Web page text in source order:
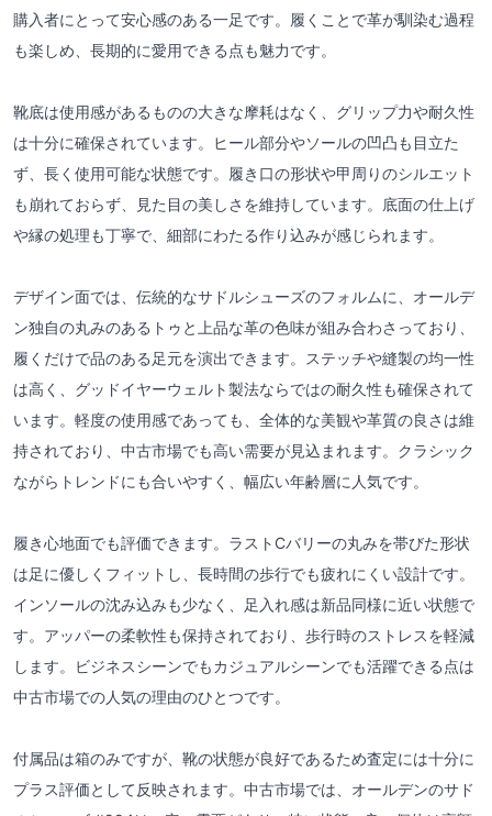
購入者にとって安心感のある一足です。履くことで革が馴染む過程
も楽しめ、長期的に愛用できる点も魅力です。
靴底は使用感があるものの大きな摩耗はなく、グリップ力や耐久性
は十分に確保されています。ヒール部分やソールの凹凸も目立た
ず、長く使用可能な状態です。履き口の形状や甲周りのシルエット
も崩れておらず、見た目の美しさを維持しています。底面の仕上げ
や縁の処理も丁寧で、細部にわたる作り込みが感じられます。
デザイン面では、伝統的なサドルシューズのフォルムに、オールデ
ン独自の丸みのあるトゥと上品な革の色味が組み合わさっており、
履くだけで品のある足元を演出できます。ステッチや縫製の均一性
は高く、グッドイヤーウェルト製法ならではの耐久性も確保されて
います。軽度の使用感であっても、全体的な美観や革質の良さは維
持されており、中古市場でも高い需要が見込まれます。クラシック
ながらトレンドにも合いやすく、幅広い年齢層に人気です。
履き心地面でも評価できます。ラストCバリーの丸みを帯びた形状
は足に優しくフィットし、長時間の歩行でも疲れにくい設計です。
インソールの沈み込みも少なく、足入れ感は新品同様に近い状態で
す。アッパーの柔軟性も保持されており、歩行時のストレスを軽減
します。ビジネスシーンでもカジュアルシーンでも活躍できる点は
中古市場での人気の理由のひとつです。
付属品は箱のみですが、靴の状態が良好であるため査定には十分に
プラス評価として反映されます。中古市場では、オールデンのサド